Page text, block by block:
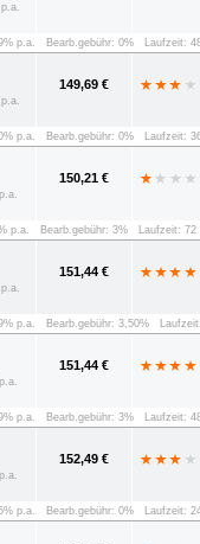
p.a. Bearb.gebühr: 0% Laufzeit:
149,69 €
p.a. Bearb.gebühr: 0% Laufzeit:
150,21 €
p.a. Bearb.gebühr: 3% Laufzeit: 72
151,44 €
p.a. Bearb.gebühr: 3,50%
151,44 €
p.a. Bearb.gebühr: 3% Laufzeit:
152,49 €
p.a. Bearb.gebühr: 0% Laufzeit: